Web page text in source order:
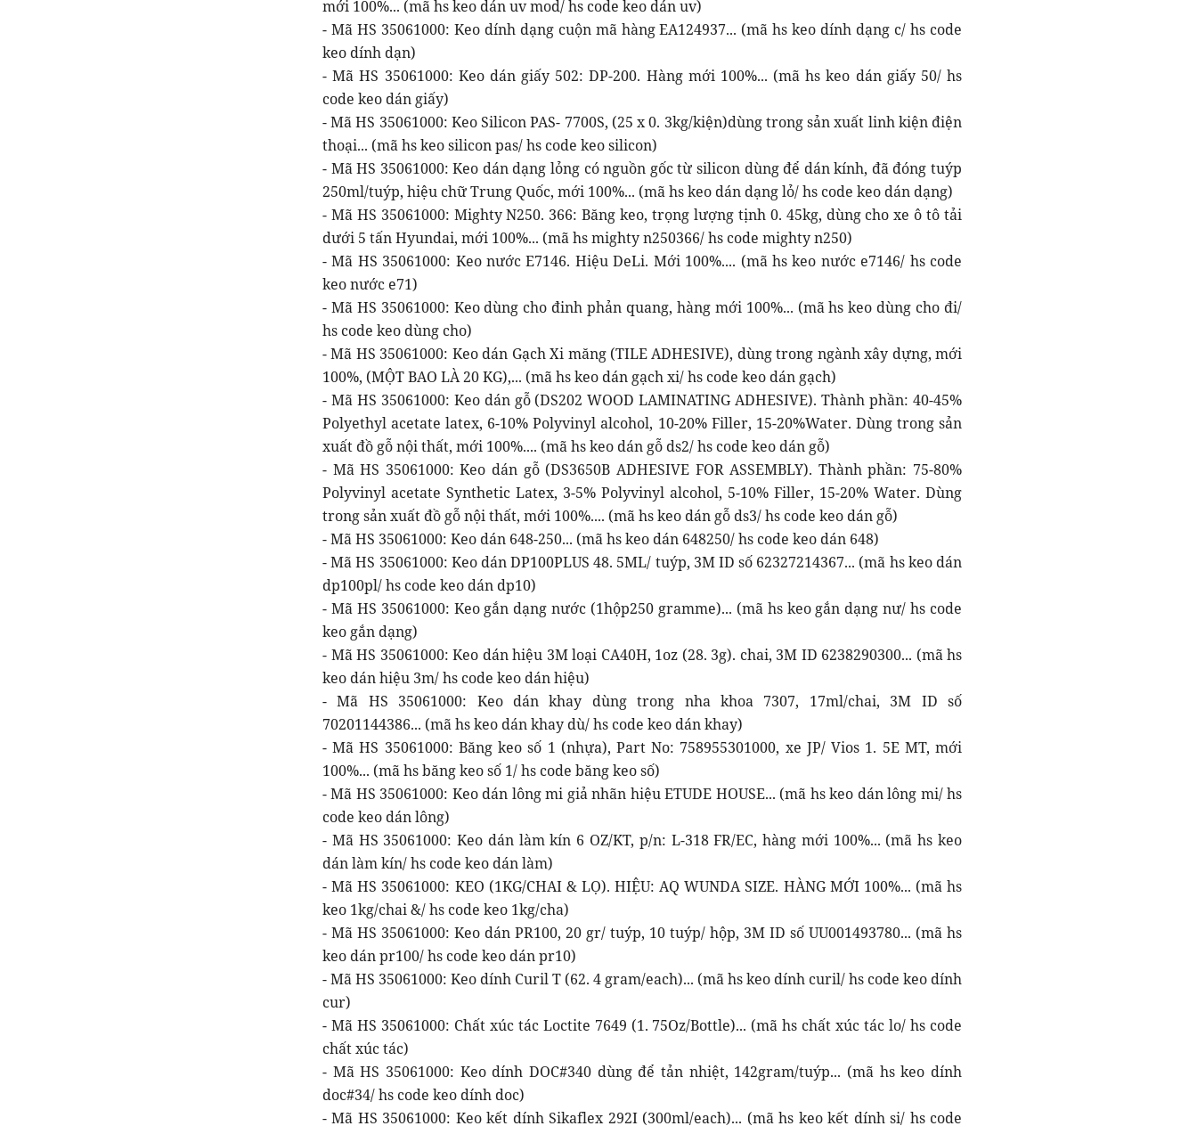
mới 100%... (mã hs keo dán uv mod/ hs code keo dán uv)
- Mã HS 35061000: Keo dính dạng cuộn mã hàng EA124937... (mã hs keo dính dạng c/ hs code
keo dính dạn)
- Mã HS 35061000: Keo dán giấy 502: DP-200. Hàng mới 100%... (mã hs keo dán giấy 50/ hs
code keo dán giấy)
- Mã HS 35061000: Keo Silicon PAS- 7700S, (25 x 0. 3kg/kiện)dùng trong sản xuất linh kiện điện
thoại... (mã hs keo silicon pas/ hs code keo silicon)
- Mã HS 35061000: Keo dán dạng lỏng có nguồn gốc từ silicon dùng để dán kính, đã đóng tuýp
250ml/tuýp, hiệu chữ Trung Quốc, mới 100%... (mã hs keo dán dạng lỏ/ hs code keo dán dạng)
- Mã HS 35061000: Mighty N250. 366: Băng keo, trọng lượng tịnh 0. 45kg, dùng cho xe ô tô tải
dưới 5 tấn Hyundai, mới 100%... (mã hs mighty n250366/ hs code mighty n250)
- Mã HS 35061000: Keo nước E7146. Hiệu DeLi. Mới 100%.... (mã hs keo nước e7146/ hs code
keo nước e71)
- Mã HS 35061000: Keo dùng cho đinh phản quang, hàng mới 100%... (mã hs keo dùng cho đi/
hs code keo dùng cho)
- Mã HS 35061000: Keo dán Gạch Xi măng (TILE ADHESIVE), dùng trong ngành xây dựng, mới
100%, (MỘT BAO LÀ 20 KG),... (mã hs keo dán gạch xi/ hs code keo dán gạch)
- Mã HS 35061000: Keo dán gỗ (DS202 WOOD LAMINATING ADHESIVE). Thành phần: 40-45%
Polyethyl acetate latex, 6-10% Polyvinyl alcohol, 10-20% Filler, 15-20%Water. Dùng trong sản
xuất đồ gỗ nội thất, mới 100%.... (mã hs keo dán gỗ ds2/ hs code keo dán gỗ)
- Mã HS 35061000: Keo dán gỗ (DS3650B ADHESIVE FOR ASSEMBLY). Thành phần: 75-80%
Polyvinyl acetate Synthetic Latex, 3-5% Polyvinyl alcohol, 5-10% Filler, 15-20% Water. Dùng
trong sản xuất đồ gỗ nội thất, mới 100%.... (mã hs keo dán gỗ ds3/ hs code keo dán gỗ)
- Mã HS 35061000: Keo dán 648-250... (mã hs keo dán 648250/ hs code keo dán 648)
- Mã HS 35061000: Keo dán DP100PLUS 48. 5ML/ tuýp, 3M ID số 62327214367... (mã hs keo dán
dp100pl/ hs code keo dán dp10)
- Mã HS 35061000: Keo gắn dạng nước (1hộp250 gramme)... (mã hs keo gắn dạng nư/ hs code
keo gắn dạng)
- Mã HS 35061000: Keo dán hiệu 3M loại CA40H, 1oz (28. 3g). chai, 3M ID 6238290300... (mã hs
keo dán hiệu 3m/ hs code keo dán hiệu)
- Mã HS 35061000: Keo dán khay dùng trong nha khoa 7307, 17ml/chai, 3M ID số
70201144386... (mã hs keo dán khay dù/ hs code keo dán khay)
- Mã HS 35061000: Băng keo số 1 (nhựa), Part No: 758955301000, xe JP/ Vios 1. 5E MT, mới
100%... (mã hs băng keo số 1/ hs code băng keo số)
- Mã HS 35061000: Keo dán lông mi giả nhãn hiệu ETUDE HOUSE... (mã hs keo dán lông mi/ hs
code keo dán lông)
- Mã HS 35061000: Keo dán làm kín 6 OZ/KT, p/n: L-318 FR/EC, hàng mới 100%... (mã hs keo
dán làm kín/ hs code keo dán làm)
- Mã HS 35061000: KEO (1KG/CHAI & LỌ). HIỆU: AQ WUNDA SIZE. HÀNG MỚI 100%... (mã hs
keo 1kg/chai &/ hs code keo 1kg/cha)
- Mã HS 35061000: Keo dán PR100, 20 gr/ tuýp, 10 tuýp/ hộp, 3M ID số UU001493780... (mã hs
keo dán pr100/ hs code keo dán pr10)
- Mã HS 35061000: Keo dính Curil T (62. 4 gram/each)... (mã hs keo dính curil/ hs code keo dính
cur)
- Mã HS 35061000: Chất xúc tác Loctite 7649 (1. 75Oz/Bottle)... (mã hs chất xúc tác lo/ hs code
chất xúc tác)
- Mã HS 35061000: Keo dính DOC#340 dùng để tản nhiệt, 142gram/tuýp... (mã hs keo dính
doc#34/ hs code keo dính doc)
- Mã HS 35061000: Keo kết dính Sikaflex 292I (300ml/each)... (mã hs keo kết dính si/ hs code